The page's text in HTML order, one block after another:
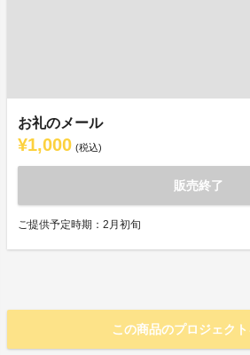
お礼のメール
¥1,000 (税込)
販売終了
ご提供予定時期：2月初旬
この商品のプロジェク